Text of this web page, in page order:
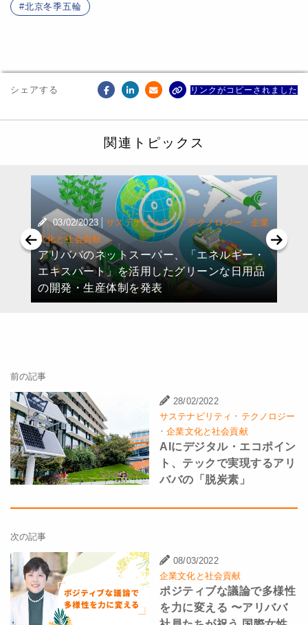
北京冬季五輪
シェアする リンクがコピーされました
関連トピックス
03/02/2023 | サステナビリティ· テクノロジー ·企業
文化と社会貢献
アリババのネットスーパー、「エネルギー・
エキスパート」を活用したグリーンな日用品
の開発・生産体制を発表
前の記事
28/02/2022
サステナビリティ · テクノロジー
·企業文化と社会貢献
AIにデジタル・エコポイン
ト、テックで実現するアリ
ババの「脱炭素」
次の記事
08/03/2022
企業文化と社会貢献
ポジティブな議論で多様性
を力に変える 〜アリババ